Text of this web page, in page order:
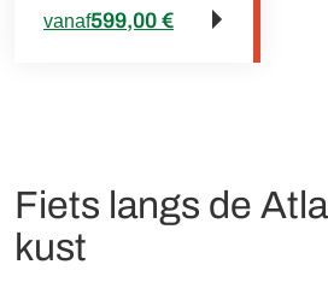
vanaf599,00 €
Fiets langs de
kust